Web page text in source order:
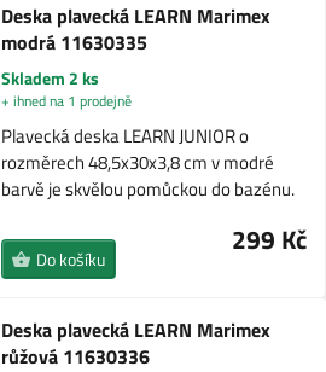
Deska plavecká LEARN Marimex
modrá 11630335
Skladem 2 ks
+ ihned na 1 prodejně
Plavecká deska LEARN JUNIOR o
rozměrech 48,5x30x3,8 cm v modré
barvě je skvělou pomůckou do bazénu.
299 Kč
Do košíku
Deska plavecká LEARN Marimex
růžová 11630336